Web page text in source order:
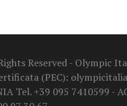
Reserved - Olympic
(PEC):
Tel. +39 095 7410599 -